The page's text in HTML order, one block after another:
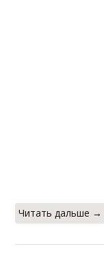
Читать дальше →